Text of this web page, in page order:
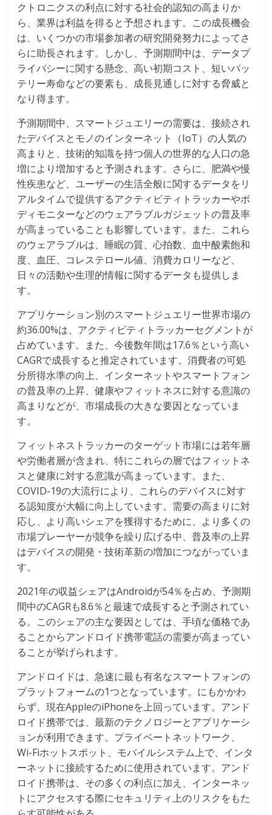
クトロニクスの利点に対する社会的認知の高まりか
ら、業界は利益を得ると予想されます。この成長機会
は、いくつかの市場参加者の研究開発努力によってさ
らに助長されます。しかし、予測期間中は、データプ
ライバシーに関する懸念、高い初期コスト、短いバッ
テリー寿命などの要素も、成長見通しに対する脅威と
なり得ます。
予測期間中、スマートジュエリーの需要は、接続され
たデバイスとモノのインターネット（IoT）の人気の
高まりと、技術的知識を持つ個人の世界的な人口の急
増により増加すると予測されます。さらに、肥満や慢
性疾患など、ユーザーの生活全般に関するデータをリ
アルタイムで提供するアクティビティトラッカーやボ
ディモニターなどのウェアラブルガジェットの普及率
が高まっていることも影響しています。また、これら
のウェアラブルは、睡眠の質、心拍数、血中酸素飽和
度、血圧、コレステロール値、消費カロリーなど、
日々の活動や生理的情報に関するデータも提供しま
す。
アプリケーション別のスマートジュエリー世界市場の
約36.00%は、アクティビティトラッカーセグメントが
占めています。また、今後数年間は17.6％という高い
CAGRで成長すると推定されています。消費者の可処
分所得水準の向上、インターネットやスマートフォン
の普及率の上昇、健康やフィットネスに対する意識の
高まりなどが、市場成長の大きな要因となっていま
す。
フィットネストラッカーのターゲット市場には若年層
や労働者層が含まれ、特にこれらの層ではフィットネ
スと健康に対する意識が高まっています。また、
COVID-19の大流行により、これらのデバイスに対す
る認知度が大幅に向上しています。需要の高まりに対
応し、より高いシェアを獲得するために、より多くの
市場プレーヤーが競争を繰り広げる中、普及率の上昇
はデバイスの開発・技術革新の増加につながっていま
す。
2021年の収益シェアはAndroidが54％を占め、予測期
間中のCAGRも8.6％と最速で成長すると予測されてい
る。このシェアの主な要因としては、手頃な価格であ
ることからアンドロイド携帯電話の需要が高まってい
ることが挙げられます。
アンドロイドは、急速に最も有名なスマートフォンの
プラットフォームの1つとなっています。にもかかわ
らず、現在AppleのiPhoneを上回っています。アンド
ロイド携帯では、最新のテクノロジーとアプリケーシ
ョンが利用できます。プライベートネットワーク、
Wi-Fiホットスポット、モバイルシステム上で、インタ
ーネットに接続するために使用されています。アンド
ロイド携帯は、その多くの利点に加え、インターネッ
トにアクセスする際にセキュリティ上のリスクをもた